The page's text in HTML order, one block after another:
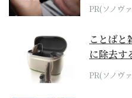
PR(ソノヴ
ことばと
に除去す
位モデル
PR(ソノヴ